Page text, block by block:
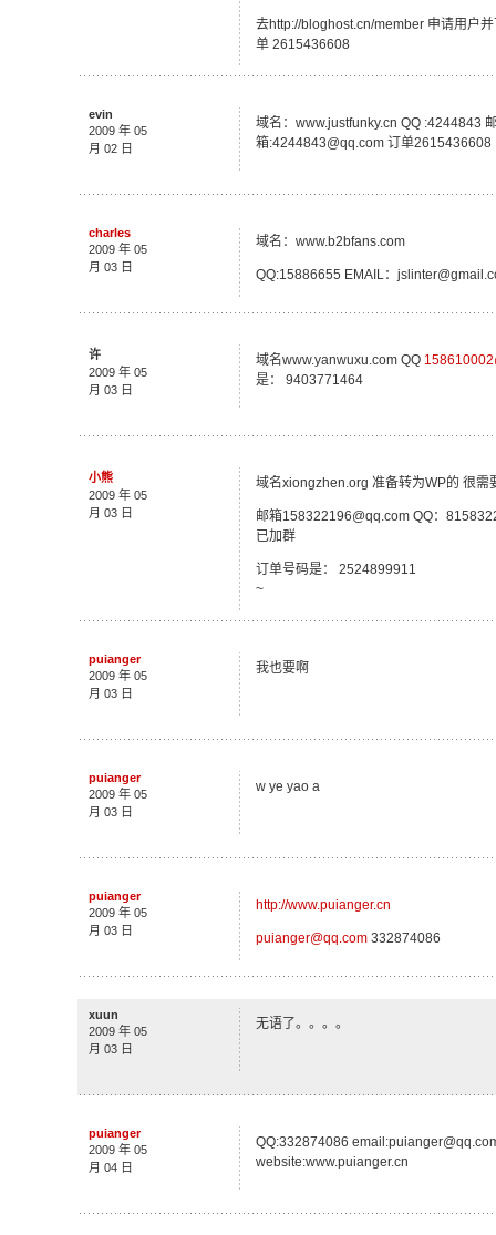
去http://bloghost.cn/member 申请用户
单 2615436608
evin
2009 年 05
月 02 日
域名：www.justfunky.cn QQ :4244843
箱:4244843@qq.com 订单2615436608
charles
2009 年 05
月 03 日
域名：www.b2bfans.com
QQ:15886655 EMAIL：
许
2009 年 05
月 03 日
域名www.yanwuxu.com QQ
是： 9403771464
小熊
2009 年 05
月 03 日
域名xiongzhen.org 准备转为WP的 很需
邮箱158322196@qq.com QQ：
已加群
订单号码是： 2524899911
~
puianger
2009 年 05
月 03 日
我也要啊
puianger
2009 年 05
月 03 日
w ye yao a
puianger
2009 年 05
月 03 日
http://www.puianger.cn
puianger@qq.com 332874086
xuun
2009 年 05
月 03 日
无语了。。。。
puianger
2009 年 05
月 04 日
QQ:332874086
website:www.puianger.cn